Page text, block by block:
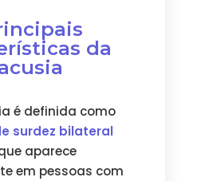
da
é definida como
surdez bilateral
aparece
em pessoas com